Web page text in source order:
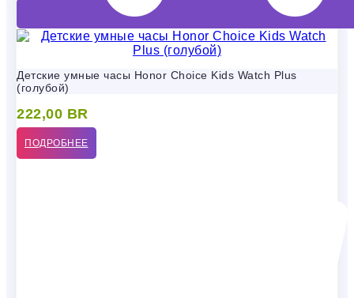
Детские умные часы Honor Choice Kids Watch Plus
(голубой)
222,00 BR
ПОДРОБНЕЕ